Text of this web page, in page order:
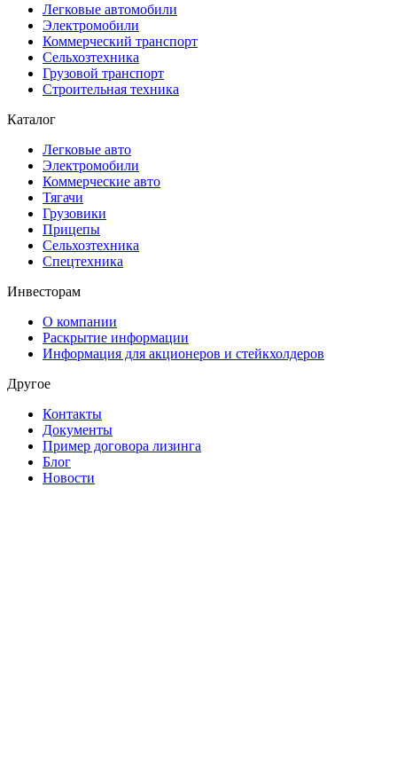
Легковые автомобили
Электромобили
Коммерческий транспорт
Сельхозтехника
Грузовой транспорт
Строительная техника
Каталог
Легковые авто
Электромобили
Коммерческие авто
Тягачи
Грузовики
Прицепы
Сельхозтехника
Спецтехника
Инвесторам
О компании
Раскрытие информации
Информация для акционеров и стейкхолдеров
Другое
Контакты
Документы
Пример договора лизинга
Блог
Новости